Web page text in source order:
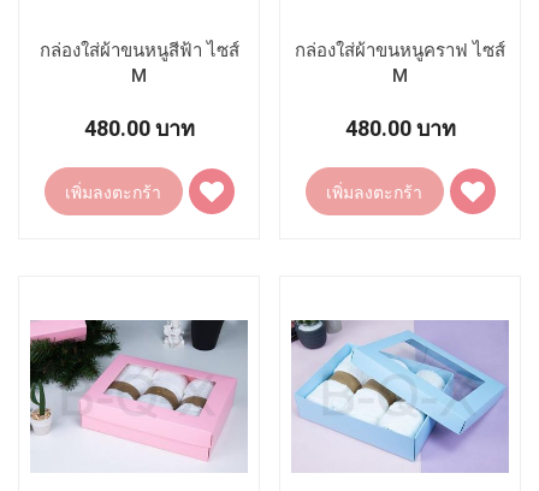
กล่องใส่ผ้าขนหนูสีฟ้า ไซส์
M
480.00 บาท
เพิ่มลงตะกร้า
เพิ่ม
ไป
กล่องใส่ผ้าขนหนูคราฟ ไซส์
M
480.00 บาท
เพิ่มลงตะกร้า
เพิ่ม
ไป